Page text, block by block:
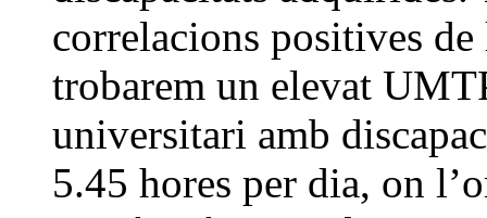
correlacions positives
trobarem un elevat
universitari amb
5.45 hores per dia, on